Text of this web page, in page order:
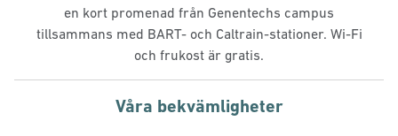
en kort promenad från Genentechs campus
tillsammans med BART- och Caltrain-stationer. Wi-Fi
och frukost är gratis.
Våra bekvämligheter